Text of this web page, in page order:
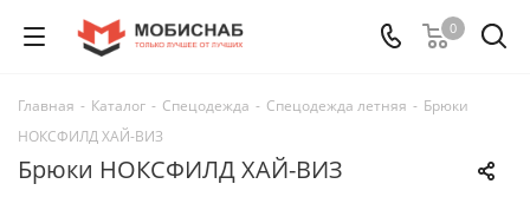
0
Главная - Каталог - Спецодежда - Спецодежда летняя - Брюки
НОКСФИЛД ХАЙ-ВИЗ
Брюки НОКСФИЛД ХАЙ-ВИЗ